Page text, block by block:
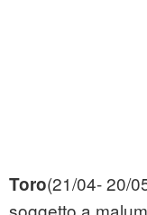
Toro(21/04- 20/